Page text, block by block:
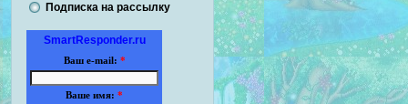
Подписка на рассылку
SmartResponder.ru
Ваш e-mail: *
Ваше имя: *